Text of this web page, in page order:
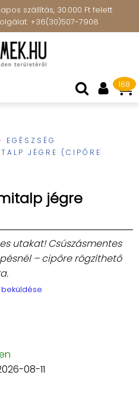
szállítás, 30.000 Ft felett
+36(30)507-7908
168
EGÉSZSÉG
JÉGRE (CIPŐRE
jégre
utakat! Csúszásmentes
– cipőre rögzíthető
08-11